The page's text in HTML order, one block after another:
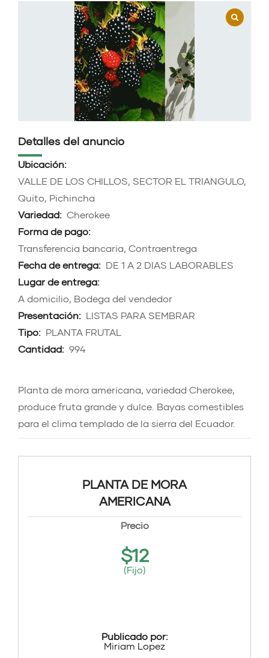
Detalles del anuncio
Ubicación:
VALLE DE LOS CHILLOS, SECTOR EL TRIANGULO,
Quito, Pichincha
Variedad: Cherokee
Forma de pago:
Transferencia bancaria, Contraentrega
Fecha de entrega: DE 1 A 2 DIAS LABORABLES
Lugar de entrega:
A domicilio, Bodega del vendedor
Presentación: LISTAS PARA SEMBRAR
Tipo: PLANTA FRUTAL
Cantidad: 994
Planta de mora americana, variedad Cherokee,
produce fruta grande y dulce. Bayas comestibles
para el clima templado de la sierra del Ecuador.
PLANTA DE MORA
AMERICANA
Precio
$12
(Fijo)
Publicado por:
Miriam Lopez